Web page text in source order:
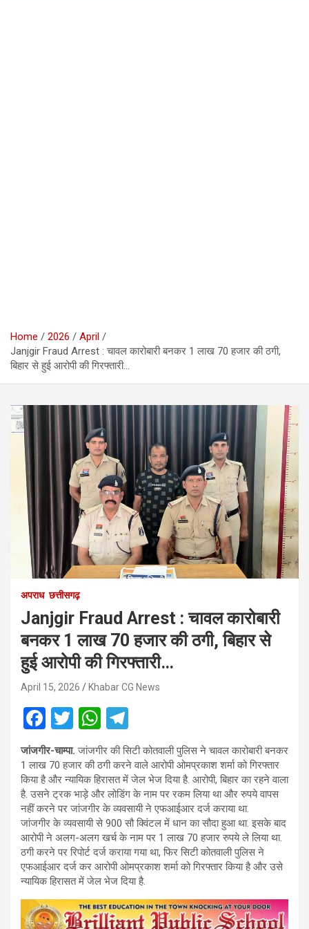
Home 2026
April
Janjgir Fraud Arrest : चावल कारोबारी बनकर 1 लाख 70 हजार की ठगी,
बिहार से हुई आरोपी की गिरफ्तारी…
अपराध छत्तीसगढ़
Janjgir Fraud Arrest : चावल कारोबारी
बनकर 1 लाख 70 हजार की ठगी, बिहार से
हुई आरोपी की गिरफ्तारी…
April 15, 2026 Khabar CG News
F
a
ce
b
o
o
k
T
wi
tt
er
W
h
at
s
A
p
p
el
e
gr
a
m
जांजगीर-चाम्पा. जांजगीर की सिटी कोतवाली पुलिस ने चावल कारोबारी बनकर
1 लाख 70 हजार की ठगी करने वाले आरोपी ओमप्रकाश शर्मा को गिरफ्तार
किया है और न्यायिक हिरासत में जेल भेज दिया है. आरोपी, बिहार का रहने वाला
है. उसने ट्रक भाड़े और लोडिंग के नाम पर रकम लिया था और रुपये वापस
नहीं करने पर जांजगीर के व्यवसायी ने एफआईआर दर्ज कराया था.
जांजगीर के व्यवसायी से 900 सौ क्विंटल में धान का सौदा हुआ था. इसके बाद
आरोपी ने अलग-अलग खर्च के नाम पर 1 लाख 70 हजार रुपये ले लिया था.
ठगी करने पर रिपोर्ट दर्ज कराया गया था, फिर सिटी कोतवाली पुलिस ने
एफआईआर दर्ज कर आरोपी ओमप्रकाश शर्मा को गिरफ्तार किया है और उसे
न्यायिक हिरासत में जेल भेज दिया है.